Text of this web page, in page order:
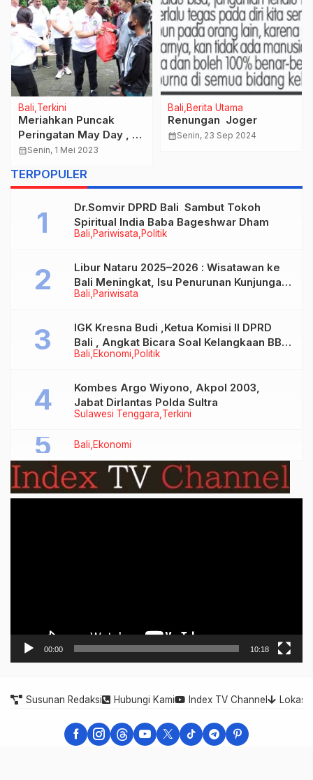
Bali Terkini
Meriahkan Puncak
Peringatan May Day ,
Walikota Denpasar Jaya
Pererat Hubungan
Industrial Antara
Pengusaha, Pekerja
dan Pemerintah
calendar_monthSenin, 1 Mei 2023
Bali Berita Utama
Renungan Joger
calendar_monthSenin, 23 Sep 2024
TERPOPULER
Bali Pariwisata Politik
Dr.Somvir DPRD Bali Sambut Tokoh
Spiritual India Baba Bageshwar Dham
Bali Pariwisata
Libur Nataru 2025–2026 : Wisatawan ke
Bali Meningkat, Isu Penurunan Kunjungan
Tidak Benar
Bali Ekonomi Politik
IGK Kresna Budi ,Ketua Komisi II DPRD
Bali , Angkat Bicara Soal Kelangkaan BBM
Bersubsidi Jenis Solar
Sulawesi Tenggara Terkini
Kombes Argo Wiyono, Akpol 2003,
Jabat Dirlantas Polda Sultra
Bali Ekonomi
00:00 10:18
Susunan Redaksi Hubungi Kami Index TV Channel Lokasi